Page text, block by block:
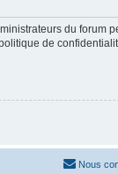
du
de
Nous